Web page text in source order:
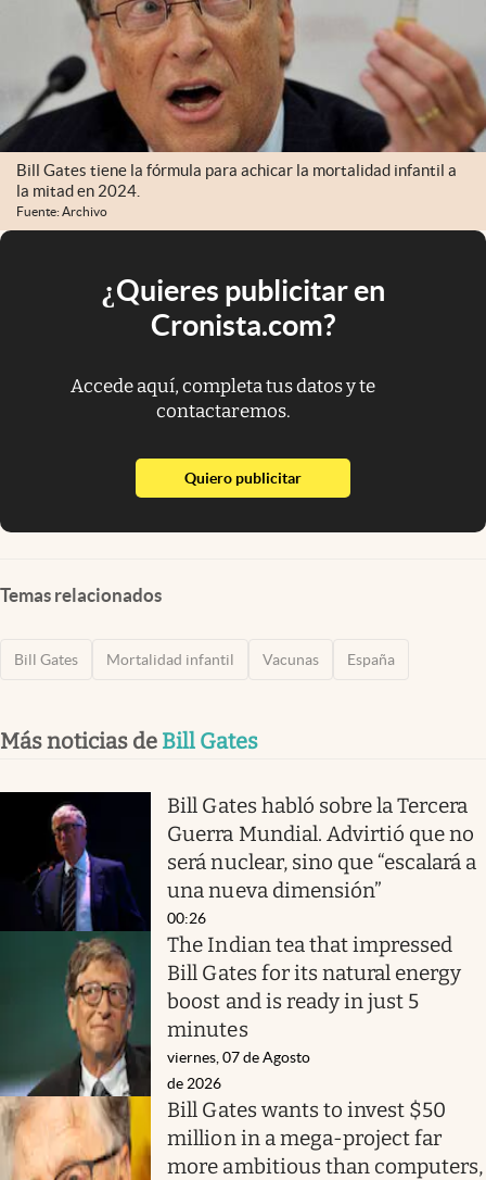
Bill Gates tiene la fórmula para achicar la mortalidad infantil a
la mitad en 2024.
Fuente: Archivo
¿Quieres publicitar en
Cronista.com?
Accede aquí, completa tus datos y te
contactaremos.
Quiero publicitarabre en nueva pestaña
Temas relacionados
Bill Gates Mortalidad infantil Vacunas España
Más noticias de Bill Gates
Bill Gates habló sobre la Tercera
Guerra Mundial. Advirtió que no
será nuclear, sino que “escalará a
una nueva dimensión”
00:26
The Indian tea that impressed
Bill Gates for its natural energy
boost and is ready in just 5
minutes
viernes, 07 de Agosto
de 2026
Bill Gates wants to invest $50
million in a mega-project far
more ambitious than computers,